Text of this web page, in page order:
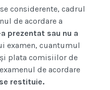
considerente, cadrul
de acordare a
prezentat sau nu a
examen, cuantumul
plata comisiilor de
de acordare
restituie.